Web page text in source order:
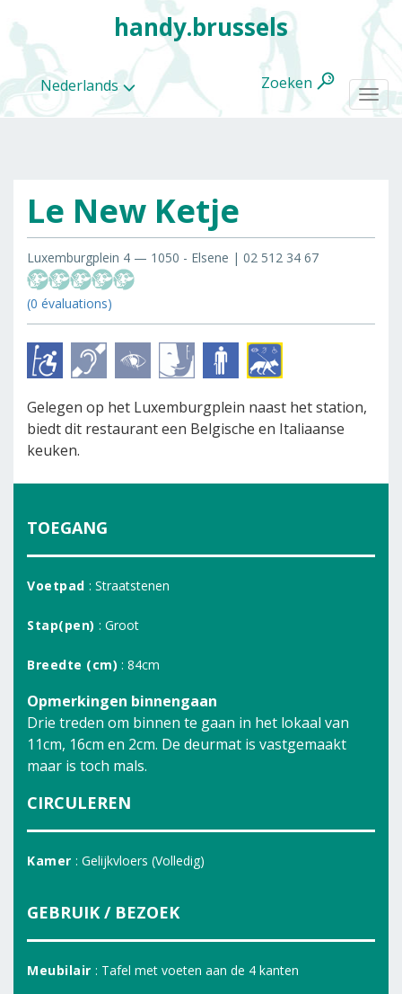
Nederlands
handy.brussels
Zoeken
Le New Ketje
Luxemburgplein 4 — 1050 - Elsene | 02 512 34 67
(0 évaluations)
Gelegen op het Luxemburgplein naast het station,
biedt dit restaurant een Belgische en Italiaanse
keuken.
TOEGANG
Voetpad : Straatstenen
Stap(pen) : Groot
Breedte (cm) : 84cm
Opmerkingen binnengaan
Drie treden om binnen te gaan in het lokaal van
11cm, 16cm en 2cm. De deurmat is vastgemaakt
maar is toch mals.
CIRCULEREN
Kamer : Gelijkvloers (Volledig)
GEBRUIK / BEZOEK
Meubilair : Tafel met voeten aan de 4 kanten
Alle
categorieën